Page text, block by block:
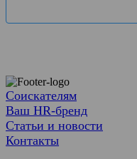
Соискателям
Ваш HR-бренд
Статьи и новости
Контакты